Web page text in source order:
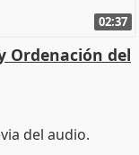
02:37
Ordenación del